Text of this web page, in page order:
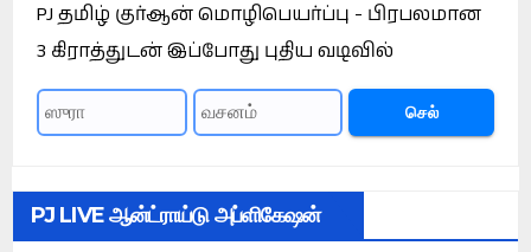
PJ தமிழ் குர்ஆன் மொழிபெயர்ப்பு - பிரபலமான
3 கிராத்துடன் இப்போது புதிய வடிவில்
செல்
PJ LIVE ஆன்ட்ராய்டு அப்ளிகேஷன்